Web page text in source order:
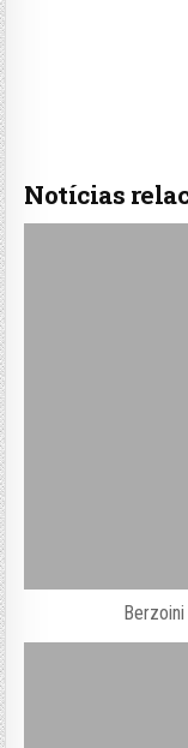
Notícias
Berzoini